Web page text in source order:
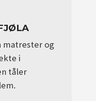
matrester og
i
tåler